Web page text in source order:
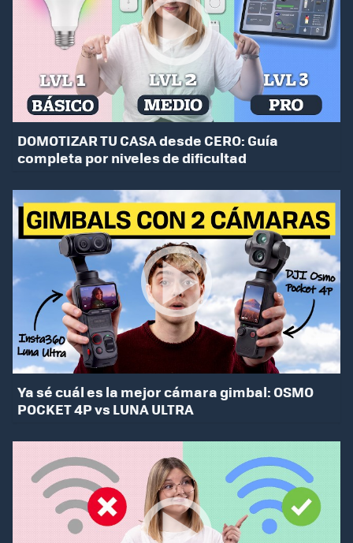
DOMOTIZAR TU CASA desde CERO: Guía
completa por niveles de dificultad
Ya sé cuál es la mejor cámara gimbal: OSMO
POCKET 4P vs LUNA ULTRA